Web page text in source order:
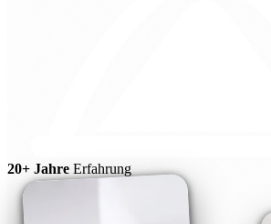
20+ Jahre Erfahrung